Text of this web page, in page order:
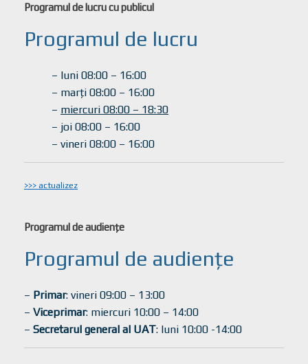
Programul de lucru cu publicul
Programul de lucru
– luni 08:00 – 16:00
– marți 08:00 – 16:00
– miercuri 08:00 – 18:30
– joi 08:00 – 16:00
– vineri 08:00 – 16:00
>>> actualizez
Programul de audiențe
Programul de audiențe
– Primar: vineri 09:00 – 13:00
– Viceprimar: miercuri 10:00 – 14:00
– Secretarul general al UAT: luni 10:00 -14:00